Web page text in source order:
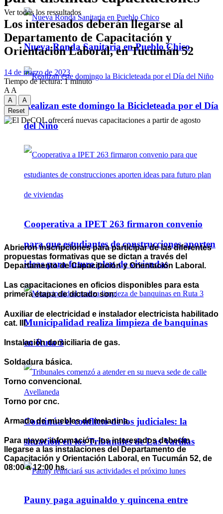
Nueva Ronda Sanitaria en Pueblo Chico
Realizan este domingo la Bicicleteada por el Día
del Niño
Cooperativa a IPET 263 firmaron convenio
para que estudiantes de construcciones aporten
ideas para futuro plan de viviendas
Municipalidad realiza limpieza de banquinas
en Ruta 3
Continúa el conflicto de los judiciales: la
situación en los Tribunales de Las Varillas
Pauny paga aguinaldo y quincena entre
Ver todos los ressultados
Los interesados deberán llegarse al
Departamento de Capacitación y
Orientación Laboral, en Tucumán 52
14 de marzo de 2023
Tiempo de lectura: 1 minuto
A A
A
A
Reset
Abrieron inscripciones para participar de las diferentes
propuestas formativas que se dictan a través del
Departamento de Capacitación y Orientación Laboral.
Las capacitaciones en oficios disponibles para esta
primera etapa de dictado son:
Auxiliar de electricidad e instalador electricista habilitado
cat. III.
Instalación domiciliaria de gas.
Soldadura básica.
Torno convencional.
Torno por cnc.
Armado de muebles de melanina.
Para mayor información, los interesados deberán
llegarse a las instalaciones del Departamento de
Capacitación y Orientación Laboral, en Tucumán 52, de
08:00 a 12:00 hs.